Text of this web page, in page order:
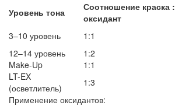
Уровень тона
Соотношение краска :
оксидант
3–10 уровень
1:1
12–14 уровень
1:2
Make-Up
1:1
LT-EX
(осветлитель)
1:3
Применение оксидантов: